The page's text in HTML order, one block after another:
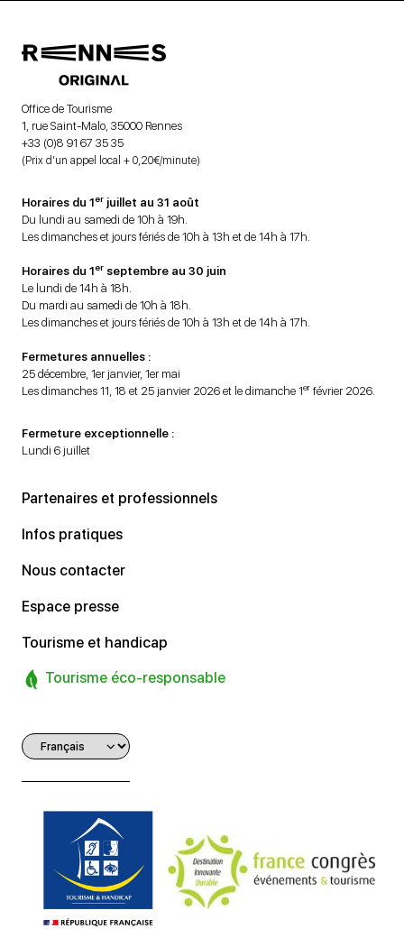
Office de Tourisme
1, rue Saint-Malo, 35000 Rennes
+33 (0)8 91 67 35 35
(Prix d’un appel local + 0,20€/minute)
Horaires du 1er juillet au 31 août
Du lundi au samedi de 10h à 19h.
Les dimanches et jours fériés de 10h à 13h et de 14h à 17h.
Horaires du 1er septembre au 30 juin
Le lundi de 14h à 18h.
Du mardi au samedi de 10h à 18h.
Les dimanches et jours fériés de 10h à 13h et de 14h à 17h.
Fermetures annuelles :
25 décembre, 1er janvier, 1er mai
Les dimanches 11, 18 et 25 janvier 2026 et le dimanche 1er février 2026.
Fermeture exceptionnelle :
Lundi 6 juillet
Partenaires et professionnels
Infos pratiques
Nous contacter
Espace presse
Tourisme et handicap
Tourisme éco-responsable